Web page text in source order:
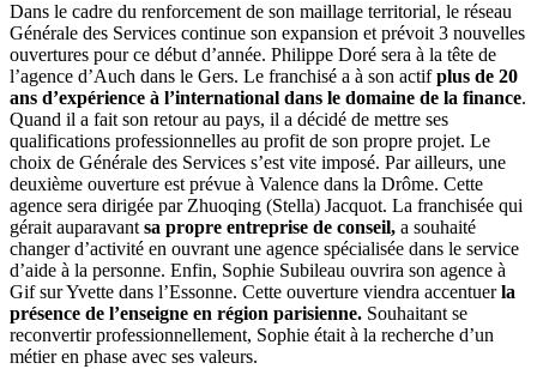
Dans le cadre du renforcement de son maillage territorial, le réseau
Générale des Services continue son expansion et prévoit 3 nouvelles
ouvertures pour ce début d’année. Philippe Doré sera à la tête de
l’agence d’Auch dans le Gers. Le franchisé a à son actifplus de 20
ans d’expérience à l’international dans le domaine de la finance.
Quand il a fait son retour au pays, il a décidé de mettre ses
qualifications professionnelles au profit de son propre projet. Le
choix de Générale des Services s’est vite imposé. Par ailleurs, une
deuxième ouverture est prévue à Valence dans la Drôme. Cette
agence sera dirigée par Zhuoqing (Stella) Jacquot. La franchisée qui
gérait auparavant sa propre entreprise de conseil, a souhaité
changer d’activité en ouvrant une agence spécialisée dans le service
d’aide à la personne. Enfin, Sophie Subileau ouvrira son agence à
Gif sur Yvette dans l’Essonne. Cette ouverture viendra accentuerla
présence de l’enseigne en région parisienne. Souhaitant se
reconvertir professionnellement, Sophie était à la recherche d’un
métier en phase avec ses valeurs.